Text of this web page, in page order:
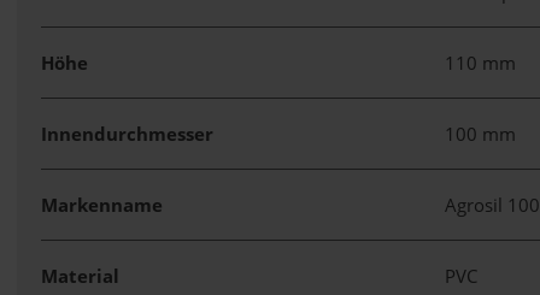
Höhe 110 mm
Innendurchmesser 100 mm
Markenname Agrosil
Material PVC